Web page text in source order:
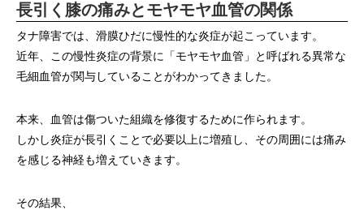
長引く膝の痛みとモヤモヤ血管の関係
タナ障害では、滑膜ひだに慢性的な炎症が起こっています。
近年、この慢性炎症の背景に「モヤモヤ血管」と呼ばれる異常な
毛細血管が関与していることがわかってきました。
本来、血管は傷ついた組織を修復するために作られます。
しかし炎症が長引くことで必要以上に増殖し、その周囲には痛み
を感じる神経も増えていきます。
その結果、